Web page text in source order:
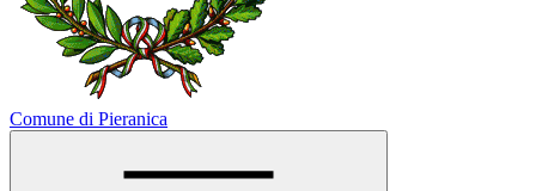
Comune di Pieranica